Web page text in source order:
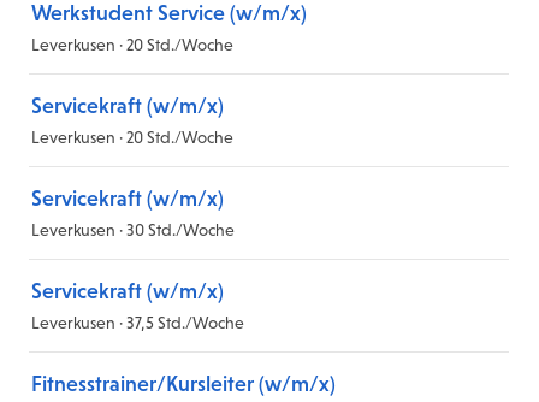
Werkstudent Service (w/m/x)
Leverkusen · 20 Std./Woche
Servicekraft (w/m/x)
Leverkusen · 20 Std./Woche
Servicekraft (w/m/x)
Leverkusen · 30 Std./Woche
Servicekraft (w/m/x)
Leverkusen · 37,5 Std./Woche
Fitnesstrainer/Kursleiter (w/m/x)